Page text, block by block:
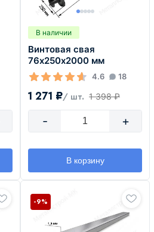
В наличии
Винтовая свая
76х250х2000 мм
4.6 18
1 271 ₽/ шт. 1 398 ₽
- +
В корзину
-9%